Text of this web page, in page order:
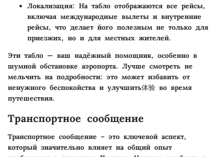
Локализация: На табло отображаются все рейсы,
включая международные вылеты и внутренние
рейсы, что делает його полезным не только для
приезжих, но и для местных жителей.
Эти табло — ваш надёжный помощник, особенно в
шумной обстановке аэропорта. Лучше смотреть не
мельчить на подробности: это может избавить от
ненужного беспокойства и улучшить体验 во время
путешествия.
Транспортное сообщение
Транспортное сообщение – это ключевой аспект,
который значительно влияет на общий опыт